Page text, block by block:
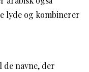
lyde og kombinerer
navne, der